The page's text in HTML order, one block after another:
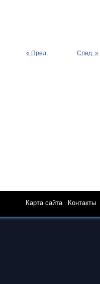
« Пред. След. »
Карта сайта| Контакты